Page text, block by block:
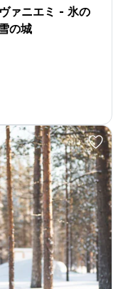
ァニエミ - 氷の
の城